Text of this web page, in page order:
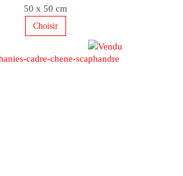
50 x 50 cm
Choisir